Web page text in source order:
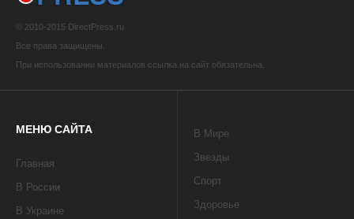
© 2010-2015 DirectPress.ru
Все права защищены.
При использовании материалов ссылка на сайт обязательна.
МЕНЮ САЙТА
Главная
В России
В Украине
В Мире
Звезды
Спорт
Здоровье